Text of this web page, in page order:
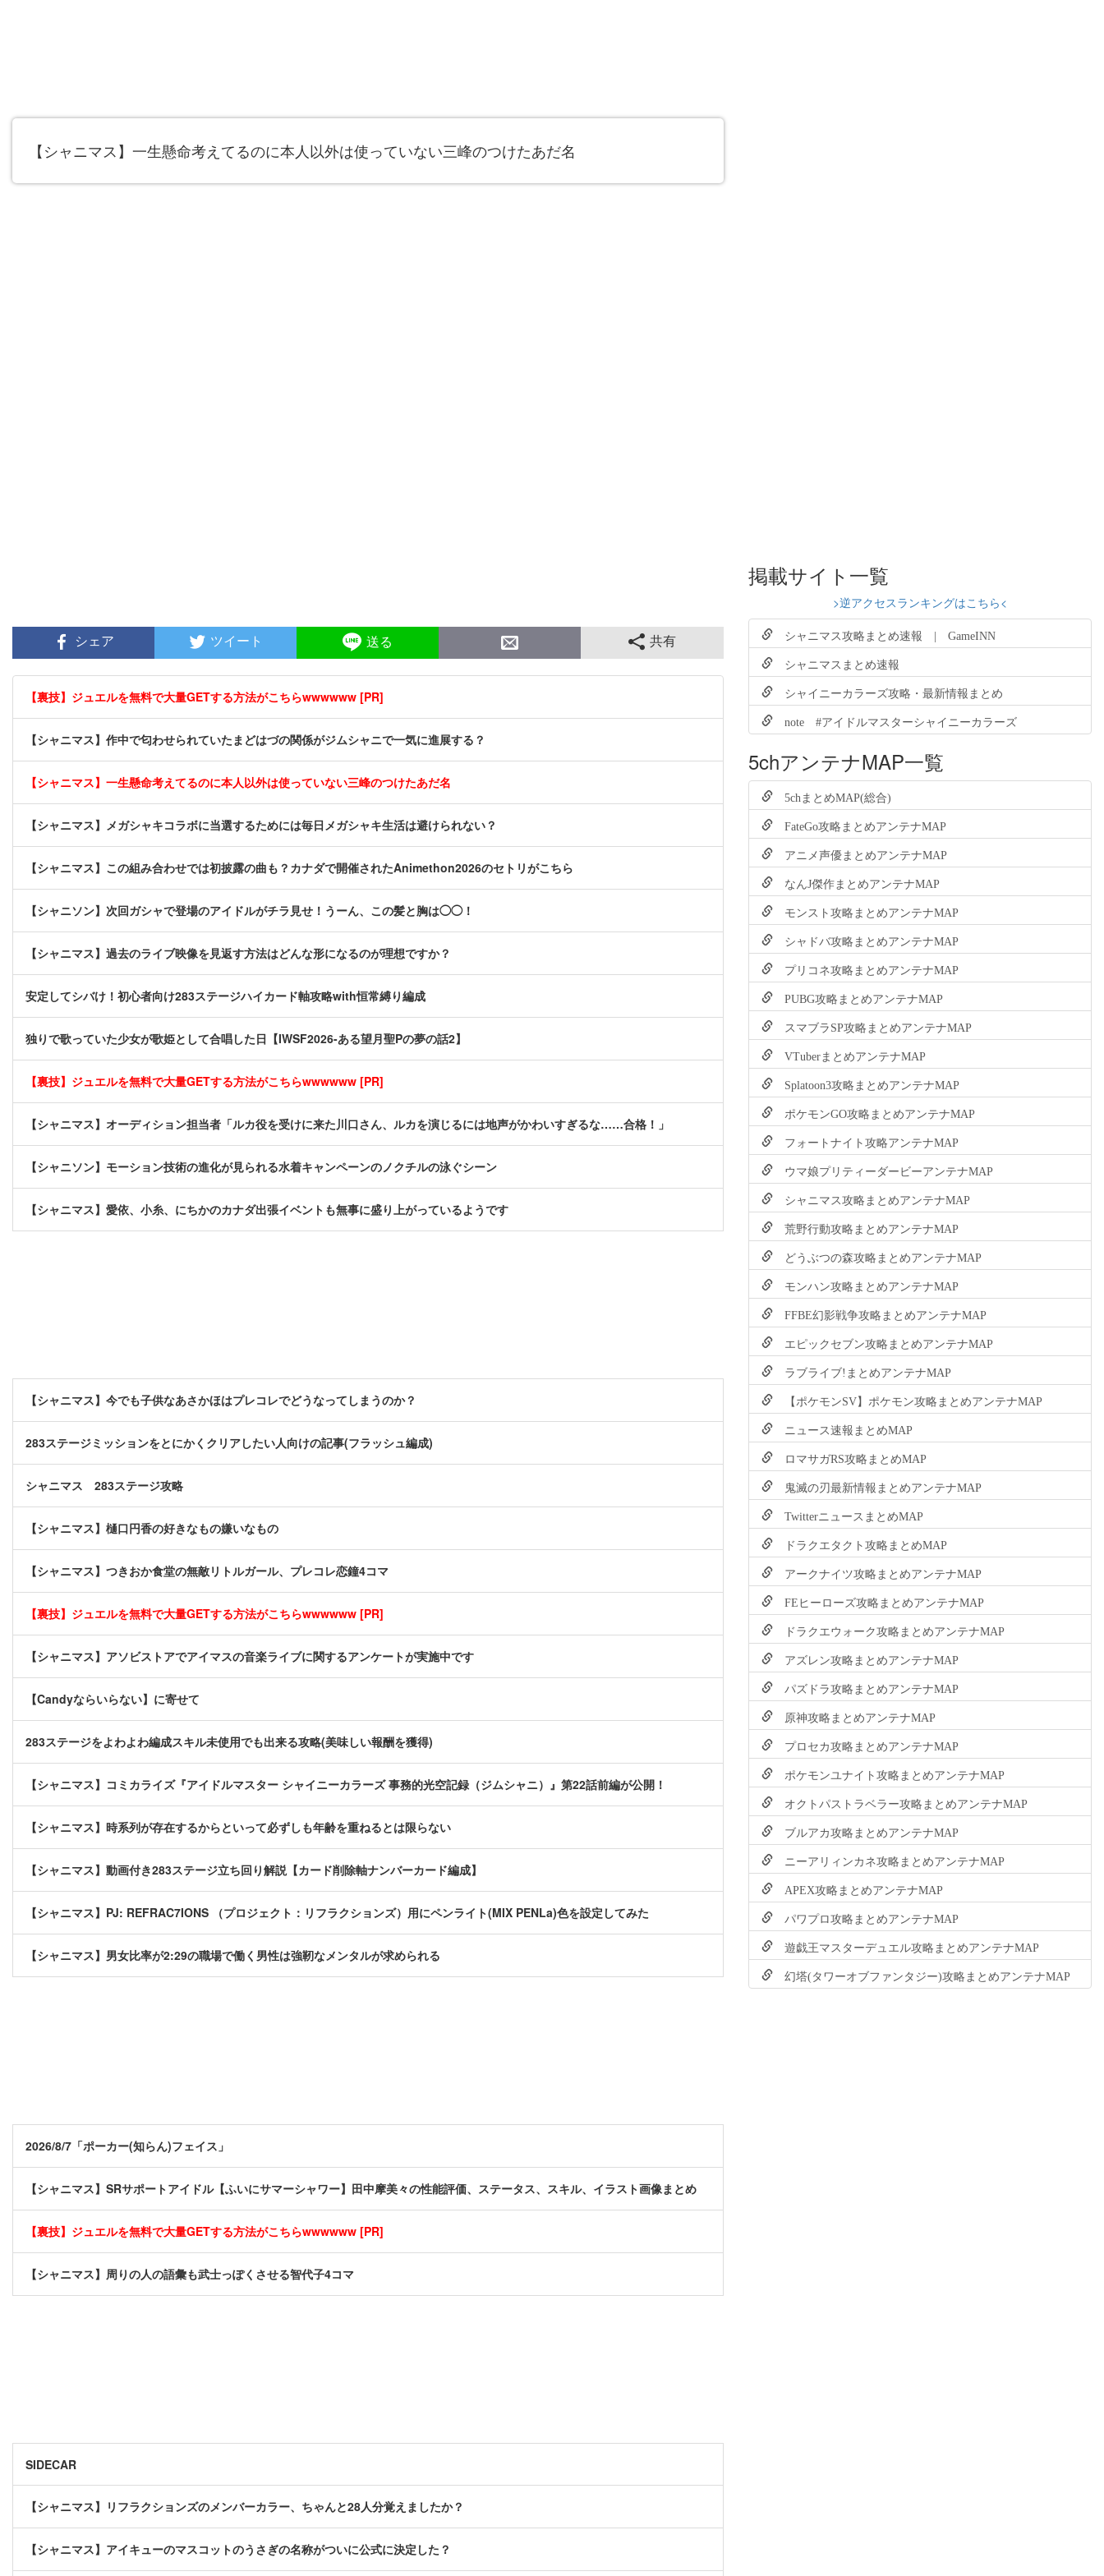
【シャニマス】一生懸命考えてるのに本人以外は使っていない三峰のつけたあだ名
シェア ツイート 送る 共有
【裏技】ジュエルを無料で大量GETする方法がこちらwwwwww [PR]
【シャニマス】作中で匂わせられていたまどはづの関係がジムシャニで一気に進展する？
【シャニマス】一生懸命考えてるのに本人以外は使っていない三峰のつけたあだ名
【シャニマス】メガシャキコラボに当選するためには毎日メガシャキ生活は避けられない？
【シャニマス】この組み合わせでは初披露の曲も？カナダで開催されたAnimethon2026のセトリがこちら
【シャニソン】次回ガシャで登場のアイドルがチラ見せ！うーん、この髪と胸は◯◯！
【シャニマス】過去のライブ映像を見返す方法はどんな形になるのが理想ですか？
安定してシバけ！初心者向け283ステージハイカード軸攻略with恒常縛り編成
独りで歌っていた少女が歌姫として合唱した日【IWSF2026-ある望月聖Pの夢の話2】
【裏技】ジュエルを無料で大量GETする方法がこちらwwwwww [PR]
【シャニマス】オーディション担当者「ルカ役を受けに来た川口さん、ルカを演じるには地声がかわいすぎるな……合格！」
【シャニソン】モーション技術の進化が見られる水着キャンペーンのノクチルの泳ぐシーン
【シャニマス】愛依、小糸、にちかのカナダ出張イベントも無事に盛り上がっているようです
【シャニマス】今でも子供なあさかほはプレコレでどうなってしまうのか？
283ステージミッションをとにかくクリアしたい人向けの記事(フラッシュ編成)
シャニマス 283ステージ攻略
【シャニマス】樋口円香の好きなもの嫌いなもの
【シャニマス】つきおか食堂の無敵リトルガール、プレコレ恋鐘4コマ
【裏技】ジュエルを無料で大量GETする方法がこちらwwwwww [PR]
【シャニマス】アソビストアでアイマスの音楽ライブに関するアンケートが実施中です
【Candyならいらない】に寄せて
283ステージをよわよわ編成スキル未使用でも出来る攻略(美味しい報酬を獲得)
【シャニマス】コミカライズ『アイドルマスター シャイニーカラーズ 事務的光空記録（ジムシャニ）』第22話前編が公開！
【シャニマス】時系列が存在するからといって必ずしも年齢を重ねるとは限らない
【シャニマス】動画付き283ステージ立ち回り解説【カード削除軸ナンバーカード編成】
【シャニマス】PJ: REFRAC7IONS （プロジェクト：リフラクションズ）用にペンライト(MIX PENLa)色を設定してみた
【シャニマス】男女比率が2:29の職場で働く男性は強靭なメンタルが求められる
2026/8/7「ポーカー(知らん)フェイス」
【シャニマス】SRサポートアイドル【ふいにサマーシャワー】田中摩美々の性能評価、ステータス、スキル、イラスト画像まとめ
【裏技】ジュエルを無料で大量GETする方法がこちらwwwwww [PR]
【シャニマス】周りの人の語彙も武士っぽくさせる智代子4コマ
SIDECAR
【シャニマス】リフラクションズのメンバーカラー、ちゃんと28人分覚えましたか？
【シャニマス】アイキューのマスコットのうさぎの名称がついに公式に決定した？
掲載サイト一覧
>逆アクセスランキングはこちら<
シャニマス攻略まとめ速報 | GameINN
シャニマスまとめ速報
シャイニーカラーズ攻略・最新情報まとめ
note #アイドルマスターシャイニーカラーズ
5chアンテナMAP一覧
5chまとめMAP(総合)
FateGo攻略まとめアンテナMAP
アニメ声優まとめアンテナMAP
なんJ傑作まとめアンテナMAP
モンスト攻略まとめアンテナMAP
シャドバ攻略まとめアンテナMAP
プリコネ攻略まとめアンテナMAP
PUBG攻略まとめアンテナMAP
スマブラSP攻略まとめアンテナMAP
VTuberまとめアンテナMAP
Splatoon3攻略まとめアンテナMAP
ポケモンGO攻略まとめアンテナMAP
フォートナイト攻略アンテナMAP
ウマ娘プリティーダービーアンテナMAP
シャニマス攻略まとめアンテナMAP
荒野行動攻略まとめアンテナMAP
どうぶつの森攻略まとめアンテナMAP
モンハン攻略まとめアンテナMAP
FFBE幻影戦争攻略まとめアンテナMAP
エピックセブン攻略まとめアンテナMAP
ラブライブ!まとめアンテナMAP
【ポケモンSV】ポケモン攻略まとめアンテナMAP
ニュース速報まとめMAP
ロマサガRS攻略まとめMAP
鬼滅の刃最新情報まとめアンテナMAP
TwitterニュースまとめMAP
ドラクエタクト攻略まとめMAP
アークナイツ攻略まとめアンテナMAP
FEヒーローズ攻略まとめアンテナMAP
ドラクエウォーク攻略まとめアンテナMAP
アズレン攻略まとめアンテナMAP
パズドラ攻略まとめアンテナMAP
原神攻略まとめアンテナMAP
プロセカ攻略まとめアンテナMAP
ポケモンユナイト攻略まとめアンテナMAP
オクトパストラベラー攻略まとめアンテナMAP
ブルアカ攻略まとめアンテナMAP
ニーアリィンカネ攻略まとめアンテナMAP
APEX攻略まとめアンテナMAP
パワプロ攻略まとめアンテナMAP
遊戯王マスターデュエル攻略まとめアンテナMAP
幻塔(タワーオブファンタジー)攻略まとめアンテナMAP